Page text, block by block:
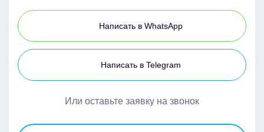
Написать в WhatsApp
Написать в Telegram
Или оставьте заявку на звонок